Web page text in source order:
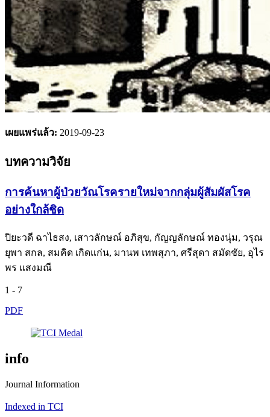
เผยแพร่แล้ว: 2019-09-23
บทความวิจัย
การค้นหาผู้ป่วยวัณโรครายใหม่จากกลุ่มผู้สัมผัสโรค
อย่างใกล้ชิด
ปิยะวดี ฉาไธสง, เสาวลักษณ์ อภิสุข, กัญญลักษณ์ ทองนุ่ม, วรุณ
ยุพา สกล, สมคิด เกิดแก่น, มานพ เทพสุภา, ศรีสุดา สมัดชัย, อุไร
พร แสงมณี
1 - 7
PDF
info
Journal Information
Indexed in TCI